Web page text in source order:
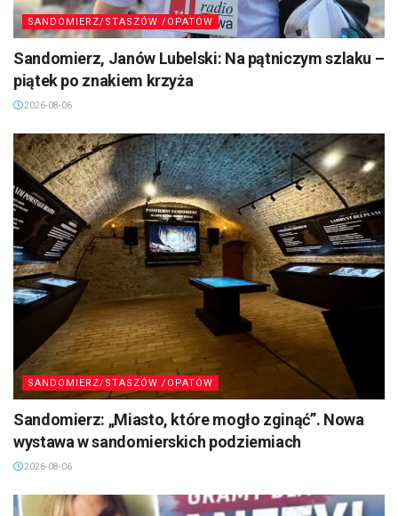
SANDOMIERZ/STASZÓW /OPATÓW
Sandomierz, Janów Lubelski: Na pątniczym szlaku –
piątek po znakiem krzyża
2026-08-06
SANDOMIERZ/STASZÓW /OPATÓW
Sandomierz: „Miasto, które mogło zginąć”. Nowa
wystawa w sandomierskich podziemiach
2026-08-06